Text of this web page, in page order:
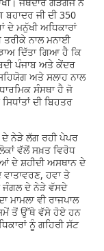
ਜੀ ਦੀ 350
ਦੇ ਮਨੁੱਖੀ ਅਧਿਕਾਰਾਂ
ਨਾਲ ਮਨਾਈ
ਦਿੱਤਾ ਗਿਆ ਹੈ ਕਿ
ਪੰਜਾਬ ਅਤੇ ਕੇਂਦਰ
ਅਤੇ ਸਲਾਹ ਨਾਲ
ਸੰਸਥਾ ਹੈ ਜੋ
ਦੀ ਬਿਹਤਰ
ਦੇ ਨੇੜੇ ਲੱਗ ਰਹੀ ਪੇਪਰ
ਵੱਲੋਂ ਸਖ਼ਤ ਵਿਰੋਧ
ਦੇ ਸ਼ਹੀਦੀ ਅਸਥਾਨ ਦੇ
ਹਵਾ ਤੇ
ਜੰਗਲ ਦੇ ਨੇੜੇ ਵੱਸਦੇ
ਮਾਮਲਾ ਵੀ ਰਾਜਪਾਲ
ਤੋਂ ਉੱਥੇ ਵੱਸੇ ਹੋਏ ਹਨ
ਨੂੰ ਗਹਿਰੀ ਸੱਟ